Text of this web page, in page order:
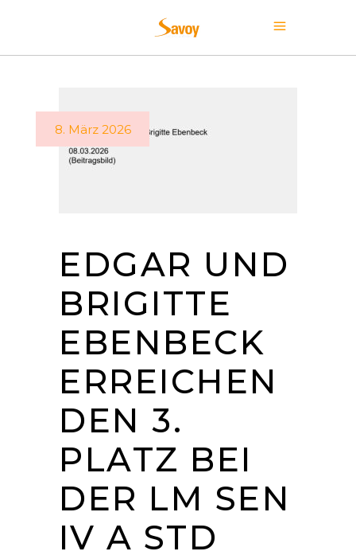
8. März 2026
EDGAR UND
BRIGITTE
EBENBECK
ERREICHEN
DEN 3.
PLATZ BEI
DER LM SEN
IV A STD